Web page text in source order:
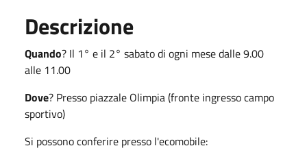
Descrizione
Quando? Il 1° e il 2° sabato di ogni mese dalle 9.00
alle 11.00
Dove? Presso piazzale Olimpia (fronte ingresso campo
sportivo)
Si possono conferire presso l'ecomobile: